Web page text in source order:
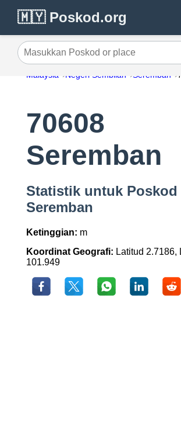
🇲🇾 Poskod.org
Masukkan Poskod or place
Malaysia Negeri Sembilan Seremban
70608
Seremban
Statistik untuk Poskod
Seremban
Ketinggian: m
Koordinat Geografi: Latitud 2.7186,
101.949